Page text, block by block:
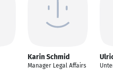
Karin Schmid
Manager Legal Affairs